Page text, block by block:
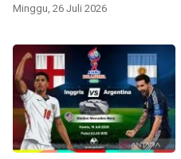
Minggu, 26 Juli 2026